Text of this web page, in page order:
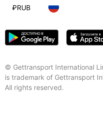
© Gettransport International
is trademark of Gettransport
All rights reserved.
₽RUB